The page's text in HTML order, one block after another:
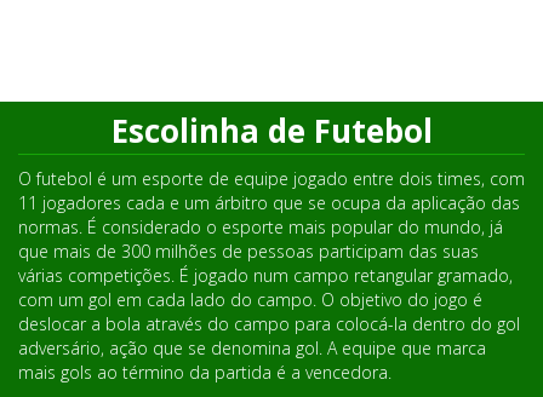
Escolinha de Futebol
O futebol é um esporte de equipe jogado entre dois times, com
11 jogadores cada e um árbitro que se ocupa da aplicação das
normas. É considerado o esporte mais popular do mundo, já
que mais de 300 milhões de pessoas participam das suas
várias competições. É jogado num campo retangular gramado,
com um gol em cada lado do campo. O objetivo do jogo é
deslocar a bola através do campo para colocá-la dentro do gol
adversário, ação que se denomina gol. A equipe que marca
mais gols ao término da partida é a vencedora.